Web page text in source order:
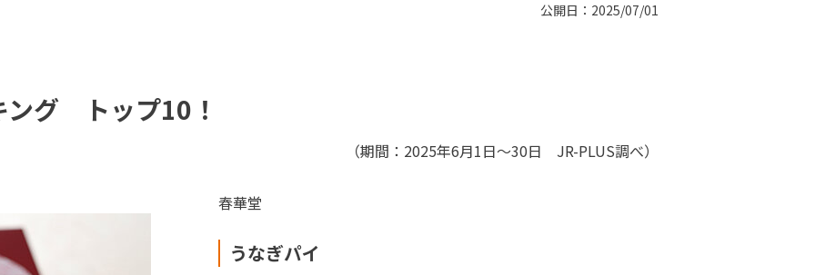
駅ナカみやげやこだわりの鉄道グッズ、オンライン限定商品などを取り揃えたサイトです。
サイト
公開日：2025/07/01
ング トップ10！
（期間：2025年6月1日～30日 JR-PLUS調べ）
春華堂
うなぎパイ